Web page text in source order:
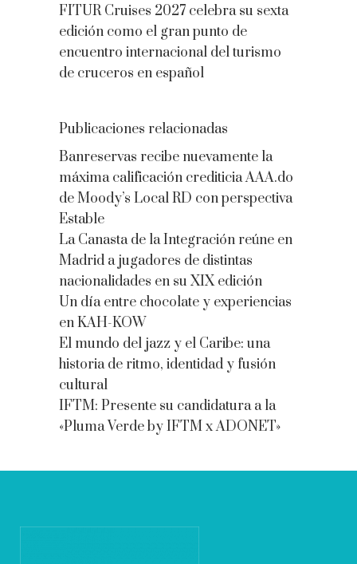
FITUR Cruises 2027 celebra su sexta
edición como el gran punto de
encuentro internacional del turismo
de cruceros en español
Publicaciones relacionadas
Banreservas recibe nuevamente la
máxima calificación crediticia AAA.do
de Moody’s Local RD con perspectiva
Estable
La Canasta de la Integración reúne en
Madrid a jugadores de distintas
nacionalidades en su XIX edición
Un día entre chocolate y experiencias
en KAH-KOW
El mundo del jazz y el Caribe: una
historia de ritmo, identidad y fusión
cultural
IFTM: Presente su candidatura a la
«Pluma Verde by IFTM x ADONET»